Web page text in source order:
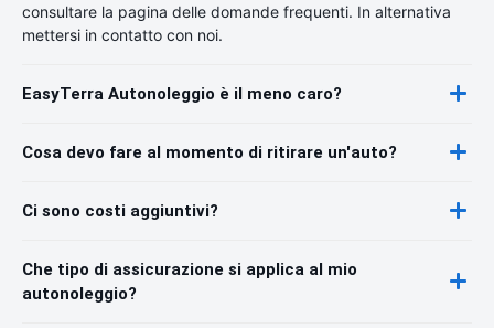
consultare la pagina delle domande frequenti. In alternativa
mettersi in contatto con noi.
EasyTerra Autonoleggio è il meno caro?
Cosa devo fare al momento di ritirare un'auto?
Ci sono costi aggiuntivi?
Che tipo di assicurazione si applica al mio
autonoleggio?